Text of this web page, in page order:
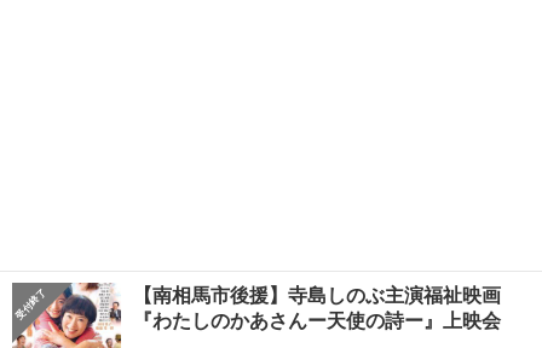
【南相馬市後援】寺島しのぶ主演福祉映画
『わたしのかあさんー天使の詩ー』上映会